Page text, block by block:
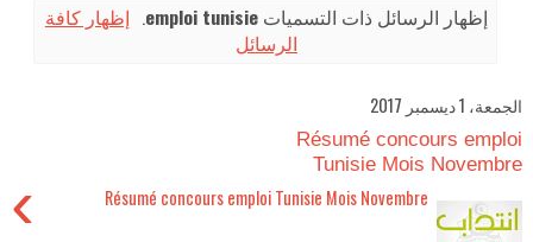
‏إظهار الرسائل ذات التسميات emploi tunisie
. إظهار كافة
الرسائل
الجمعة، 1 ديسمبر 2017
Résumé concours emploi
Tunisie Mois Novembre
› Résumé concours emploi Tunisie Mois Novembre